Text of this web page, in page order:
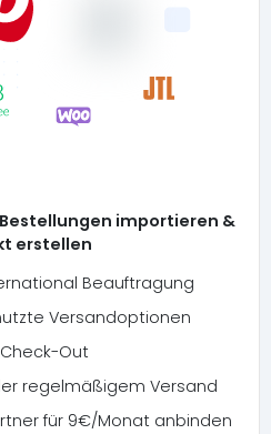
importieren &
erstellen
Beauftragung
Versandoptionen
Out
regelmäßigem Versand
für 9€/Monat anbinden